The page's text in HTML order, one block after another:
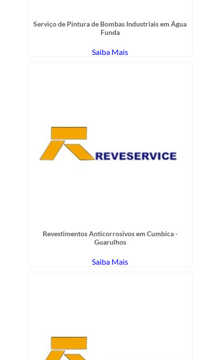
Serviço de Pintura de Bombas Industriais em Água
Funda
Saiba Mais
Revestimentos Anticorrosivos em Cumbica -
Guarulhos
Saiba Mais